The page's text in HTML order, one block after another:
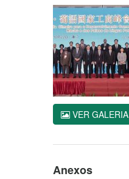
VER GALERIA
Anexos